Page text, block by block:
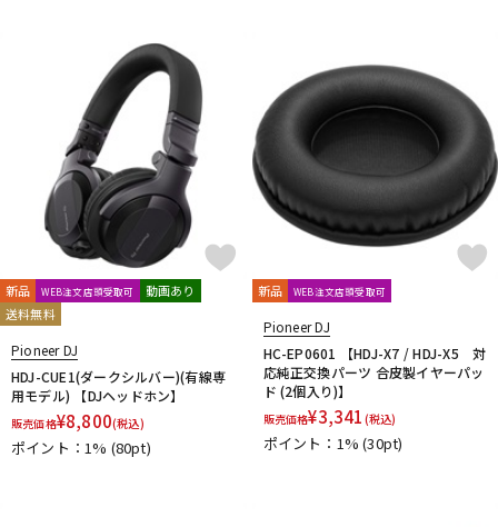
新品 WEB注文店頭受取可
動画あり
送料無料
Pioneer DJ
HDJ-CUE1(ダークシルバー)(有線専
用モデル) 【DJヘッドホン】
販売価格¥8,800(税込)
ポイント：1% (80pt)
新品 WEB注文店頭受取可
Pioneer DJ
HC-EP0601 【HDJ-X7 / HDJ-X5 対
応純正交換パーツ 合皮製イヤーパッ
ド (2個入り)】
販売価格¥3,341 (税込)
ポイント：1%(30pt)